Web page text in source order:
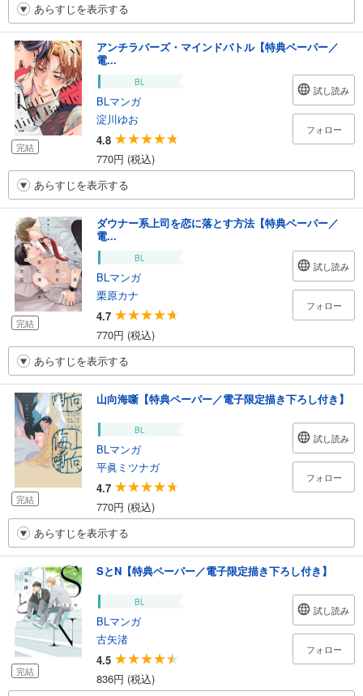
あらすじを表示する
完結
アンチラバーズ・マインドバトル【特典ペーパー／
電...
BL
BLマンガ
淀川ゆお
4.8
770円 (税込)
試し読み
フォロー
あらすじを表示する
完結
ダウナー系上司を恋に落とす方法【特典ペーパー／
電...
BL
BLマンガ
栗原カナ
4.7
770円 (税込)
試し読み
フォロー
あらすじを表示する
完結
山向海噺【特典ペーパー／電子限定描き下ろし付き】
BL
BLマンガ
平眞ミツナガ
4.7
770円 (税込)
試し読み
フォロー
あらすじを表示する
完結
SとN【特典ペーパー／電子限定描き下ろし付き】
BL
BLマンガ
古矢渚
4.5
836円 (税込)
試し読み
フォロー